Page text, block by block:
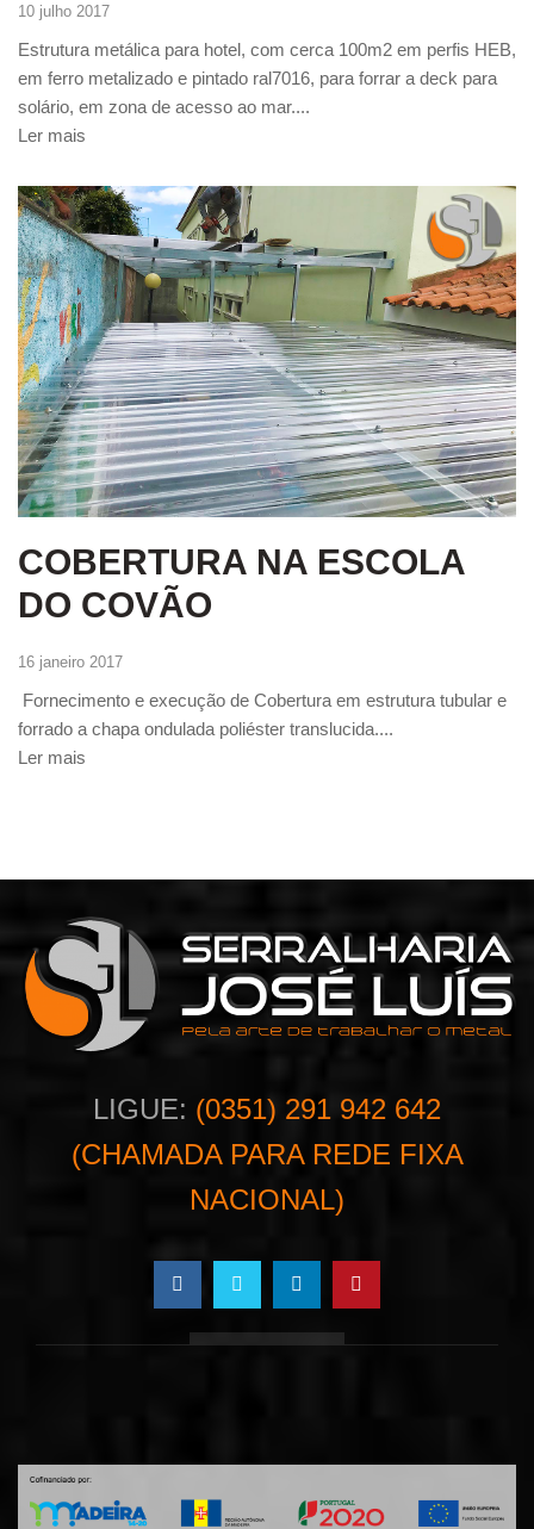
10 julho 2017
Estrutura metálica para hotel, com cerca 100m2 em perfis HEB,
em ferro metalizado e pintado ral7016, para forrar a deck para
solário, em zona de acesso ao mar....
Ler mais
COBERTURA NA ESCOLA
DO COVÃO
16 janeiro 2017
Fornecimento e execução de Cobertura em estrutura tubular e
forrado a chapa ondulada poliéster translucida....
Ler mais
LIGUE: (0351) 291 942 642
(CHAMADA PARA REDE FIXA
NACIONAL)